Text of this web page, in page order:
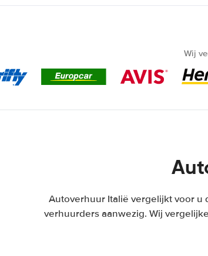
Wij
Autoverhuur Italië vergelijkt voor u
verhuurders aanwezig. Wij